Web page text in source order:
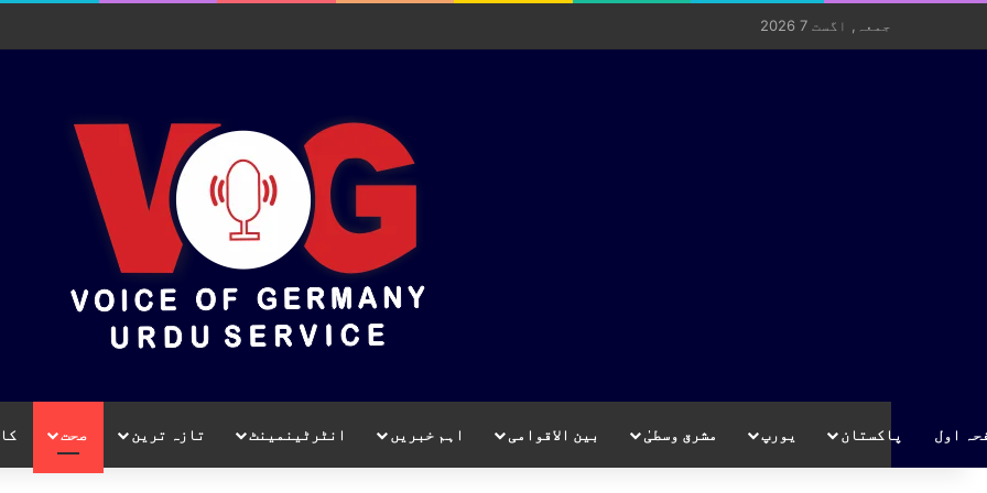
جمعہ, اگست 7 2026
اول پاکستان یورپ مشرق وسطیٰ بین الاقوامی اہم خبریں انٹرٹینمینٹ تازہ ترین صحت